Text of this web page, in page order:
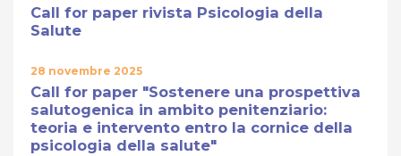
Call for paper rivista Psicologia della
Salute
28 novembre 2025
Call for paper "Sostenere una prospettiva
salutogenica in ambito penitenziario:
teoria e intervento entro la cornice della
psicologia della salute"